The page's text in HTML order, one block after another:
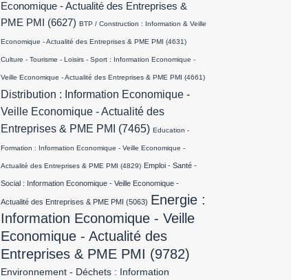
Economique - Actualité des Entreprises &
PME PMI
(6627) BTP / Construction : Information & Veille
Economique - Actualité des Entreprises & PME PMI (4631)
Culture - Tourisme - Loisirs - Sport : Information Economique -
Veille Economique - Actualité des Entreprises & PME PMI (4661)
Distribution : Information Economique -
Veille Economique - Actualité des
Entreprises & PME PMI (7465) Education -
Formation : Information Economique - Veille Economique -
Actualité des Entreprises & PME PMI (4829) Emploi - Santé -
Social : Information Economique - Veille Economique -
Actualité des Entreprises & PME PMI (5063) Energie :
Information Economique - Veille
Economique - Actualité des
Entreprises & PME PMI (9782)
Environnement - Déchets : Information